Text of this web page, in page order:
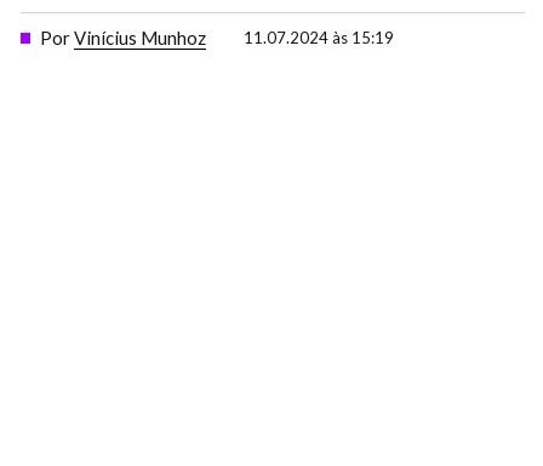
PorVinícius Munhoz 11.07.2024 às 15:19